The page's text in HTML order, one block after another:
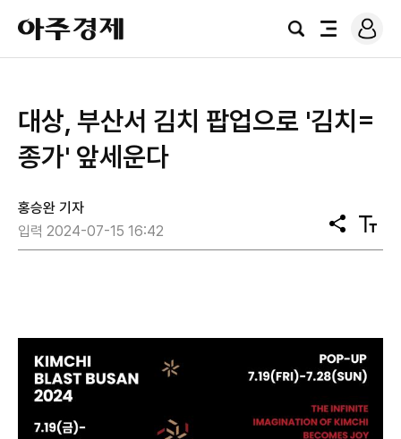
아
주
경
검
전
로
그
대상, 부산서 김치 팝업으로 '김치=
종가' 앞세운다
홍승완 기자
입력 2024-07-15 16:42
공
유
텍
스